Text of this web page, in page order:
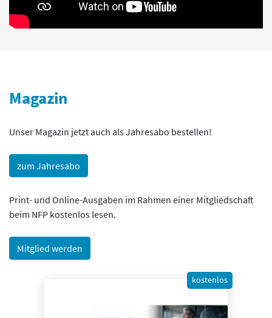
Magazin
Unser Magazin jetzt auch als Jahresabo bestellen!
zum Jahresabo
Print- und Online-Ausgaben im Rahmen einer Mitgliedschaft
beim NFP kostenlos lesen.
Mitglied werden
kostenlos